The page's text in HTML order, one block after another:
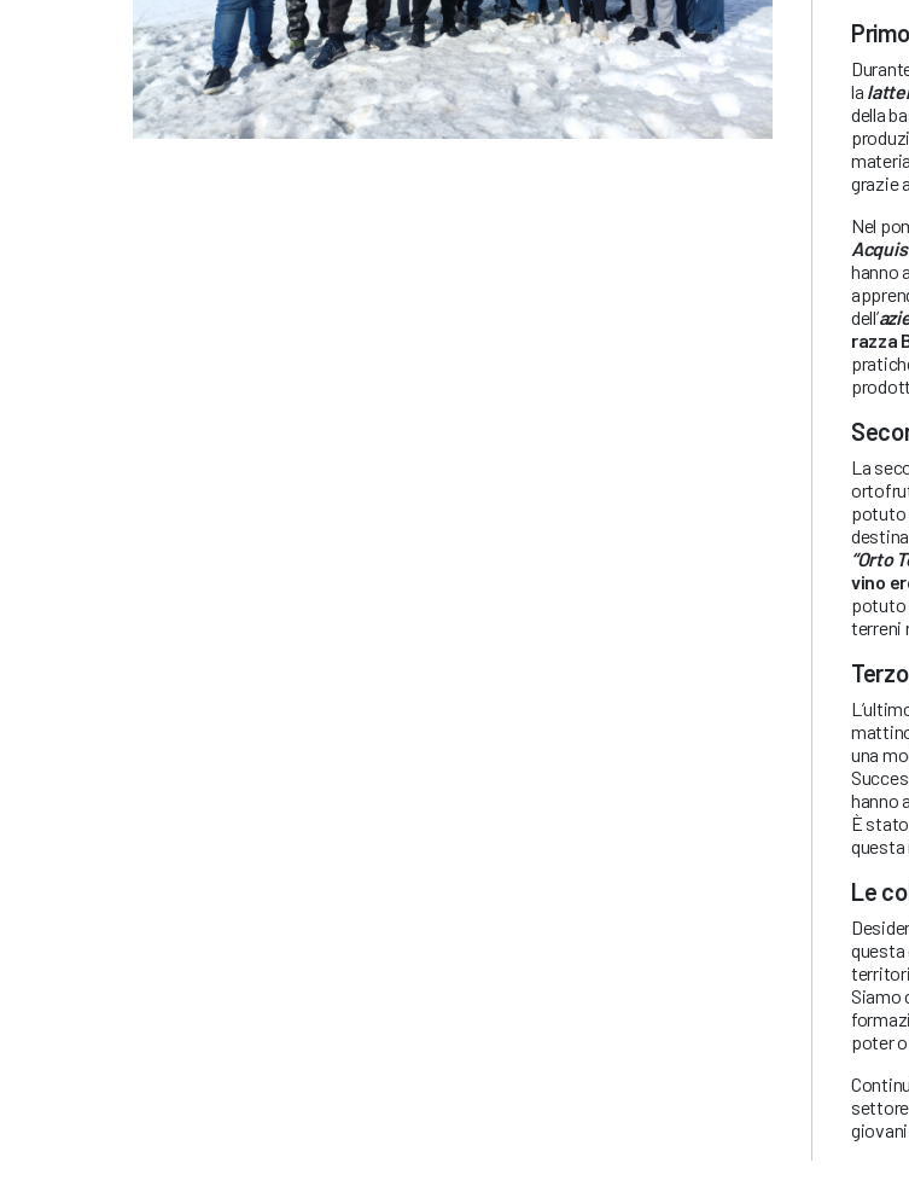
la
della
grazie
Nel
hanno
dell’
razza
La
potuto
“Orto
vino
potuto
terreni
una
hanno
È
questa
Le
questa
Siamo
poter
settore